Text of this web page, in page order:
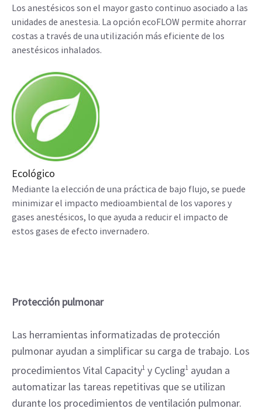
Los anestésicos son el mayor gasto continuo asociado a las
unidades de anestesia. La opción ecoFLOW permite ahorrar
costas a través de una utilización más eficiente de los
anestésicos inhalados.
Ecológico
Mediante la elección de una práctica de bajo flujo, se puede
minimizar el impacto medioambiental de los vapores y
gases anestésicos, lo que ayuda a reducir el impacto de
estos gases de efecto invernadero.
Protección pulmonar
Las herramientas informatizadas de protección
pulmonar ayudan a simplificar su carga de trabajo. Los
procedimientos Vital Capacity1 y Cycling1 ayudan a
automatizar las tareas repetitivas que se utilizan
durante los procedimientos de ventilación pulmonar.